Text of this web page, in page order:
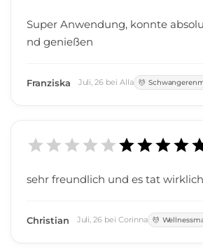
Super Anwendung, konnte
nd genießen
Franziska Juli,26 bei Alla
sehr freundlich und es tat
Christian Juli,26 bei Corinna